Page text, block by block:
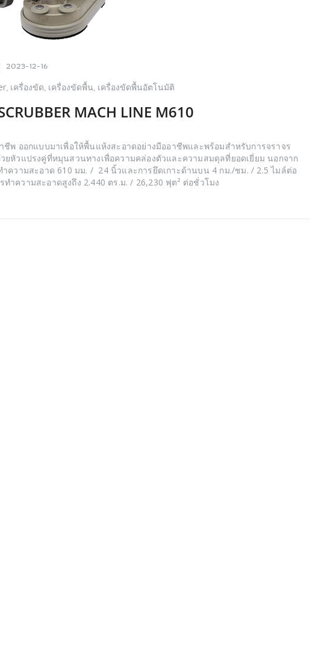
2023-12-16
, เครื่องขัด, เครื่องขัดพื้น, เครื่องขัดพื้นอัตโนมัติ
MACH LINE M610
พ ออกแบบมาเพื่อให้พื้นแห้งสะอาดอย่างมืออาชีพและพร้อมสำหรับการจราจร
ยหัวแปรงคู่ที่หมุนสวนทางเพื่อความคล่องตัวและความสมดุลที่ยอดเยี่ยม นอกจาก
ำความสะอาด 610 มม. / 24 นิ้วและการยึดเกาะด้านบน 4 กม./ชม. / 2.5 ไมล์ต่อ
ำความสะอาดสูงถึง 2.440 ตร.ม. / 26,230 ฟุต² ต่อชั่วโมง